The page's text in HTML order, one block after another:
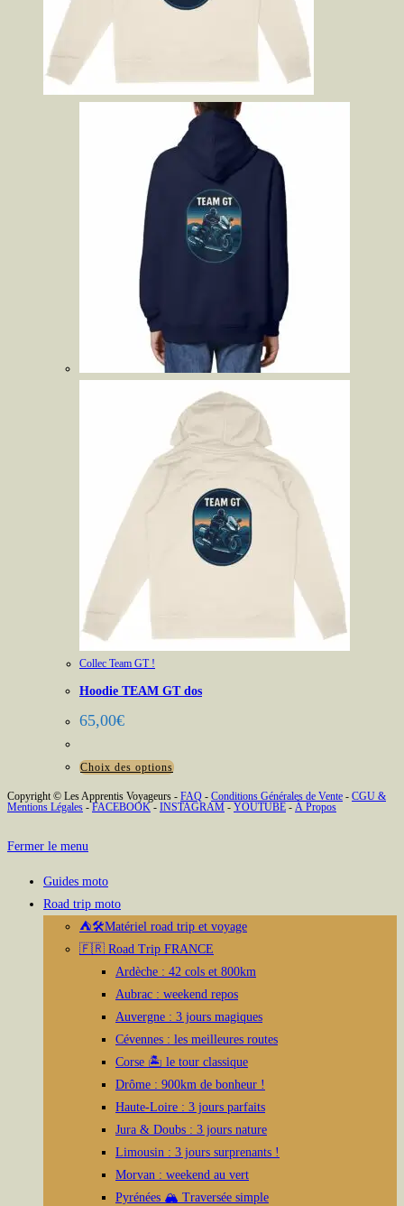
Collec Team GT !
Hoodie TEAM GT dos
65,00€
Choix des optionsCe
produit
a
peuvent
être
choisies
sur
la
page
du
produit
Copyright © Les Apprentis Voyageurs - FAQ - Conditions Générales de Vente - CGU &
Mentions Légales - FACEBOOK - INSTAGRAM - YOUTUBE - À Propos
Fermer le menu
Guides moto
Road trip moto
⛺🛠️Matériel road trip et voyage
🇫🇷 Road Trip FRANCE
Ardèche : 42 cols et 800km
Aubrac : weekend repos
Auvergne : 3 jours magiques
Cévennes : les meilleures routes
Corse 🏝️ le tour classique
Drôme : 900km de bonheur !
Haute-Loire : 3 jours parfaits
Jura & Doubs : 3 jours nature
Limousin : 3 jours surprenants !
Morvan : weekend au vert
Pyrénées 🏔️ Traversée simple